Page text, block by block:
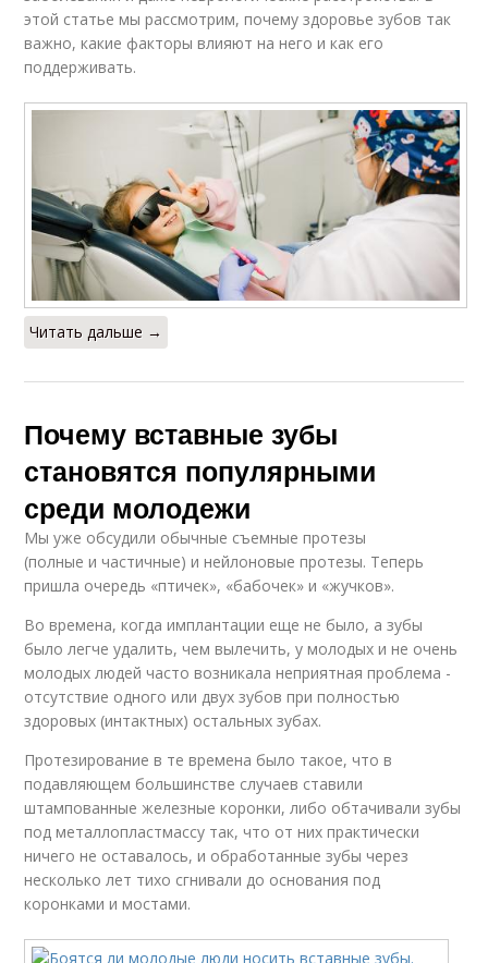
этой статье мы рассмотрим, почему здоровье зубов так
важно, какие факторы влияют на него и как его
поддерживать.
Читать дальше →
Почему вставные зубы
становятся популярными
среди молодежи
Мы уже обсудили обычные съемные протезы
(полные и частичные) и нейлоновые протезы. Теперь
пришла очередь «птичек», «бабочек» и «жучков».
Во времена, когда имплантации еще не было, а зубы
было легче удалить, чем вылечить, у молодых и не очень
молодых людей часто возникала неприятная проблема -
отсутствие одного или двух зубов при полностью
здоровых (интактных) остальных зубах.
Протезирование в те времена было такое, что в
подавляющем большинстве случаев ставили
штампованные железные коронки, либо обтачивали зубы
под металлопластмассу так, что от них практически
ничего не оставалось, и обработанные зубы через
несколько лет тихо сгнивали до основания под
коронками и мостами.